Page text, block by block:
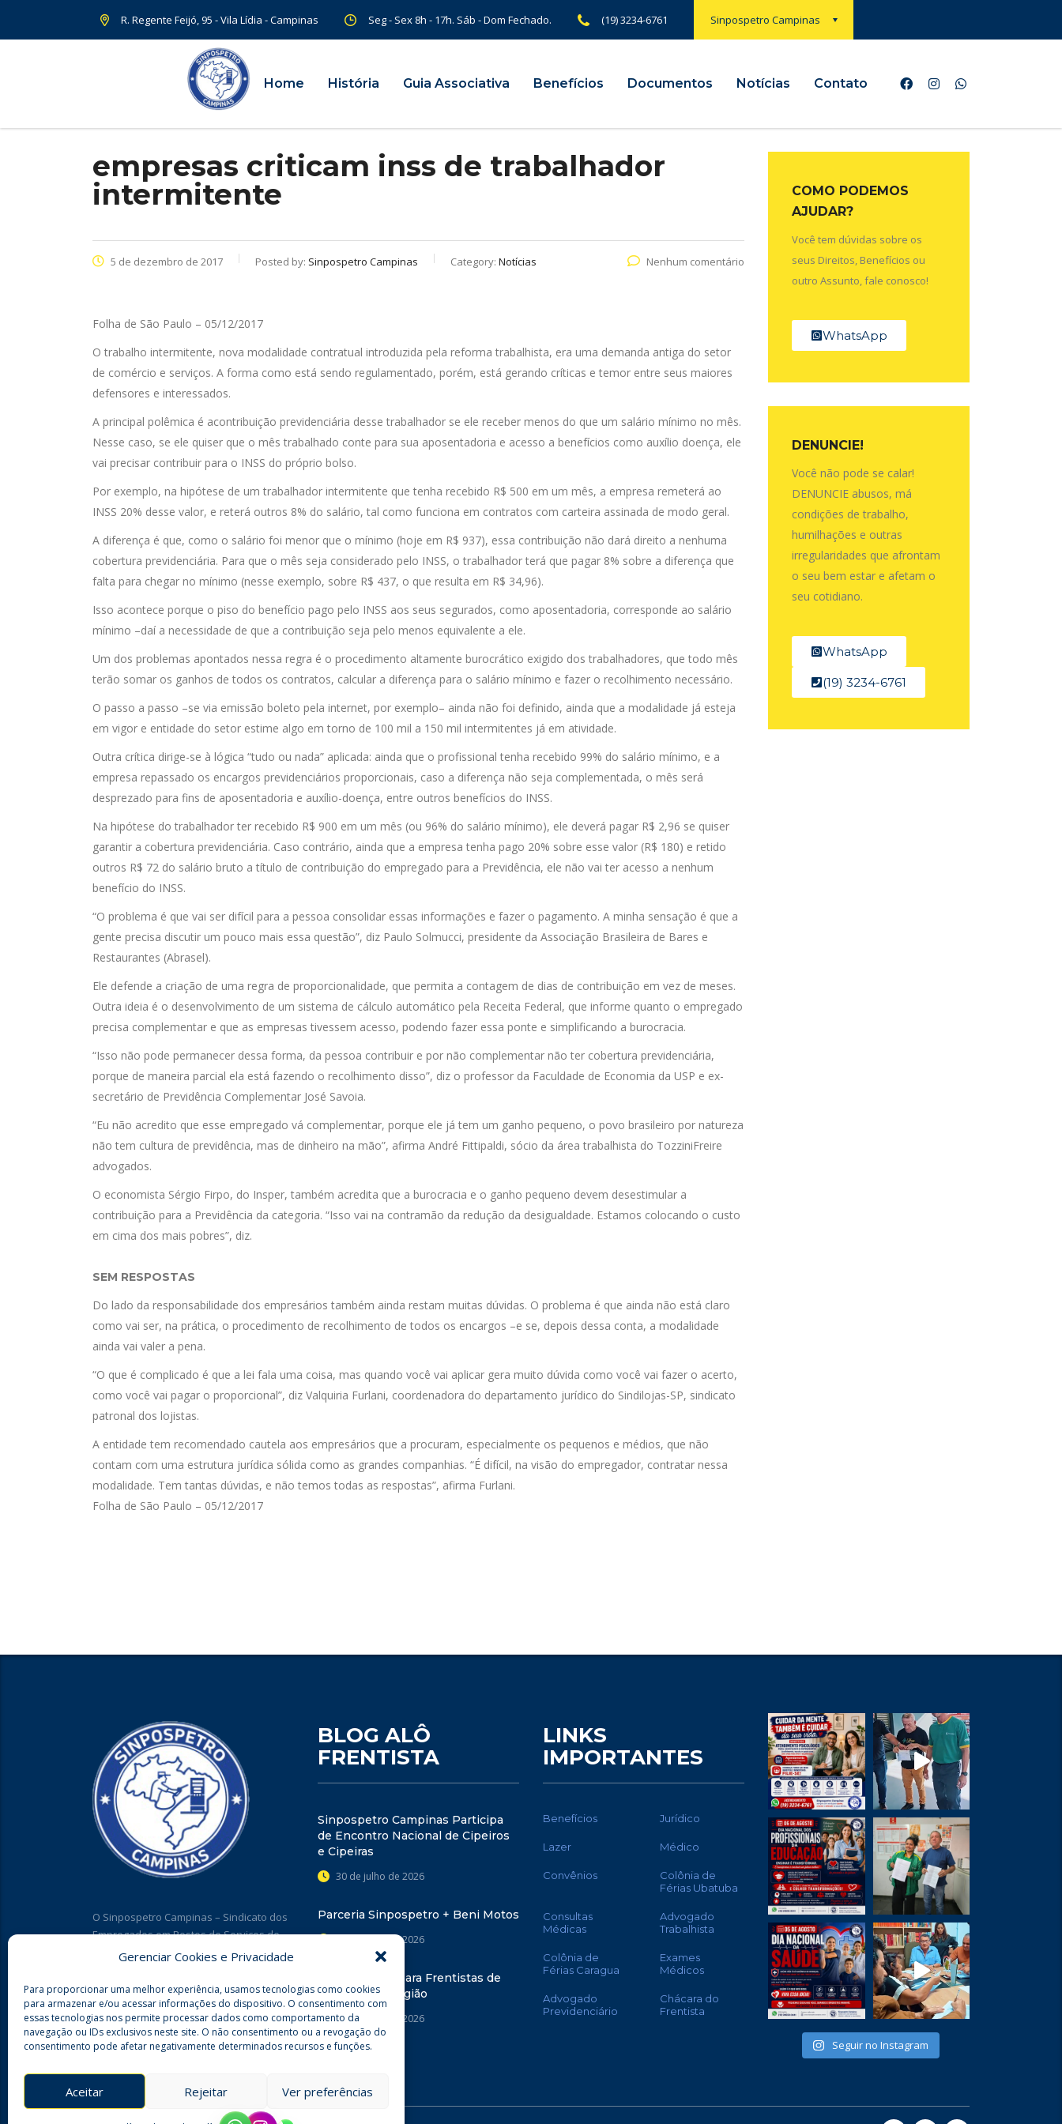
Gerenciar Cookies e Privacidade
Para proporcionar uma melhor experiência, usamos tecnologias como cookies
para armazenar e/ou acessar informações do dispositivo. O consentimento com
essas tecnologias nos permite processar dados como comportamento da
navegação ou IDs exclusivos neste site. O não consentimento ou a revogação do
consentimento pode afetar negativamente determinados recursos e funções.
Aceitar Rejeitar Ver preferências
Sinpospetro Campinas
R. Regente Feijó, 95 - Vila Lídia - Campinas Seg - Sex 8h - 17h. Sáb - Dom Fechado. (19) 3234-6761
Home História Guia Associativa Benefícios Documentos Notícias Contato
empresas criticam inss de trabalhador
intermitente
5 de dezembro de 2017 Posted by: Sinpospetro Campinas Category: Notícias Nenhum comentário
Folha de São Paulo – 05/12/2017
O trabalho intermitente, nova modalidade contratual introduzida pela reforma trabalhista, era uma demanda antiga do setor
de comércio e serviços. A forma como está sendo regulamentado, porém, está gerando críticas e temor entre seus maiores
defensores e interessados.
A principal polêmica é acontribuição previdenciária desse trabalhador se ele receber menos do que um salário mínimo no mês.
Nesse caso, se ele quiser que o mês trabalhado conte para sua aposentadoria e acesso a benefícios como auxílio doença, ele
vai precisar contribuir para o INSS do próprio bolso.
Por exemplo, na hipótese de um trabalhador intermitente que tenha recebido R$ 500 em um mês, a empresa remeterá ao
INSS 20% desse valor, e reterá outros 8% do salário, tal como funciona em contratos com carteira assinada de modo geral.
A diferença é que, como o salário foi menor que o mínimo (hoje em R$ 937), essa contribuição não dará direito a nenhuma
cobertura previdenciária. Para que o mês seja considerado pelo INSS, o trabalhador terá que pagar 8% sobre a diferença que
falta para chegar no mínimo (nesse exemplo, sobre R$ 437, o que resulta em R$ 34,96).
Isso acontece porque o piso do benefício pago pelo INSS aos seus segurados, como aposentadoria, corresponde ao salário
mínimo –daí a necessidade de que a contribuição seja pelo menos equivalente a ele.
Um dos problemas apontados nessa regra é o procedimento altamente burocrático exigido dos trabalhadores, que todo mês
terão somar os ganhos de todos os contratos, calcular a diferença para o salário mínimo e fazer o recolhimento necessário.
O passo a passo –se via emissão boleto pela internet, por exemplo– ainda não foi definido, ainda que a modalidade já esteja
em vigor e entidade do setor estime algo em torno de 100 mil a 150 mil intermitentes já em atividade.
Outra crítica dirige-se à lógica “tudo ou nada” aplicada: ainda que o profissional tenha recebido 99% do salário mínimo, e a
empresa repassado os encargos previdenciários proporcionais, caso a diferença não seja complementada, o mês será
desprezado para fins de aposentadoria e auxílio-doença, entre outros benefícios do INSS.
Na hipótese do trabalhador ter recebido R$ 900 em um mês (ou 96% do salário mínimo), ele deverá pagar R$ 2,96 se quiser
garantir a cobertura previdenciária. Caso contrário, ainda que a empresa tenha pago 20% sobre esse valor (R$ 180) e retido
outros R$ 72 do salário bruto a título de contribuição do empregado para a Previdência, ele não vai ter acesso a nenhum
benefício do INSS.
“O problema é que vai ser difícil para a pessoa consolidar essas informações e fazer o pagamento. A minha sensação é que a
gente precisa discutir um pouco mais essa questão”, diz Paulo Solmucci, presidente da Associação Brasileira de Bares e
Restaurantes (Abrasel).
Ele defende a criação de uma regra de proporcionalidade, que permita a contagem de dias de contribuição em vez de meses.
Outra ideia é o desenvolvimento de um sistema de cálculo automático pela Receita Federal, que informe quanto o empregado
precisa complementar e que as empresas tivessem acesso, podendo fazer essa ponte e simplificando a burocracia.
“Isso não pode permanecer dessa forma, da pessoa contribuir e por não complementar não ter cobertura previdenciária,
porque de maneira parcial ela está fazendo o recolhimento disso”, diz o professor da Faculdade de Economia da USP e ex-
secretário de Previdência Complementar José Savoia.
“Eu não acredito que esse empregado vá complementar, porque ele já tem um ganho pequeno, o povo brasileiro por natureza
não tem cultura de previdência, mas de dinheiro na mão”, afirma André Fittipaldi, sócio da área trabalhista do TozziniFreire
advogados.
O economista Sérgio Firpo, do Insper, também acredita que a burocracia e o ganho pequeno devem desestimular a
contribuição para a Previdência da categoria. “Isso vai na contramão da redução da desigualdade. Estamos colocando o custo
em cima dos mais pobres”, diz.
SEM RESPOSTAS
Do lado da responsabilidade dos empresários também ainda restam muitas dúvidas. O problema é que ainda não está claro
como vai ser, na prática, o procedimento de recolhimento de todos os encargos –e se, depois dessa conta, a modalidade
ainda vai valer a pena.
“O que é complicado é que a lei fala uma coisa, mas quando você vai aplicar gera muito dúvida como você vai fazer o acerto,
como você vai pagar o proporcional”, diz Valquiria Furlani, coordenadora do departamento jurídico do Sindilojas-SP, sindicato
patronal dos lojistas.
A entidade tem recomendado cautela aos empresários que a procuram, especialmente os pequenos e médios, que não
contam com uma estrutura jurídica sólida como as grandes companhias. “É difícil, na visão do empregador, contratar nessa
modalidade. Tem tantas dúvidas, e não temos todas as respostas”, afirma Furlani.
Folha de São Paulo – 05/12/2017
COMO PODEMOS
AJUDAR?
Você tem dúvidas sobre os
seus Direitos, Benefícios ou
outro Assunto, fale conosco!
WhatsApp
DENUNCIE!
Você não pode se calar!
DENUNCIE abusos, má
condições de trabalho,
humilhações e outras
irregularidades que afrontam
o seu bem estar e afetam o
seu cotidiano.
WhatsApp
(19) 3234-6761
O Sinpospetro Campinas – Sindicato dos
Empregados em Postos de Serviços de
Combustíveis e Derivados de Petróleo e
Campinas e Região está ao lado dos
associados para apoiar, orientar, e
defender os seus direitos e apresentar
inúmeros benefícios. Filie-se!
BLOG ALÔ
FRENTISTA
Sinpospetro Campinas Participa
de Encontro Nacional de Cipeiros
e Cipeiras
30 de julho de 2026
Parceria Sinpospetro + Beni Motos
27 de julho de 2026
Ação Coletiva para Frentistas de
Campinas e Região
23 de julho de 2026
LINKS
IMPORTANTES
Benefícios Jurídico
Lazer Médico
Convênios
Colônia de
Férias Ubatuba
Consultas
Médicas
Advogado
Trabalhista
Colônia de
Férias Caragua
Exames
Médicos
Advogado
Previdenciário
Chácara do
Frentista
Seguir no Instagram